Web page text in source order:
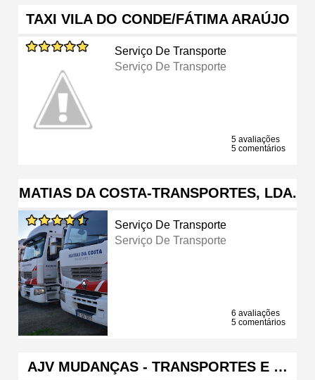
TAXI VILA DO CONDE/FÁTIMA ARAÚJO
Serviço De Transporte
Serviço De Transporte
5 avaliações
5 comentários
MATIAS DA COSTA-TRANSPORTES, LDA.
Serviço De Transporte
Serviço De Transporte
6 avaliações
5 comentários
AJV MUDANÇAS - TRANSPORTES E …